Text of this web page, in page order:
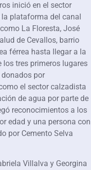
inició en el sector
la plataforma del canal
La Floresta, José
de Cevallos, barrio
férrea hasta llegar a la
los tres primeros lugares
por
el sector calzadista
de agua por parte de
reconocimientos a los
edad y una persona con
por Cemento Selva
Villalva y Georgina